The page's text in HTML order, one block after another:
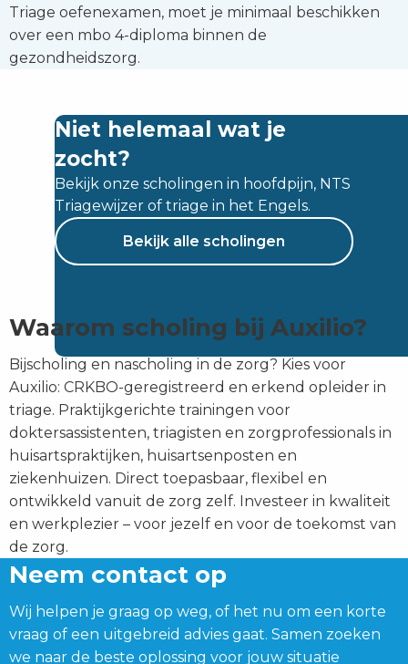
Triage oefenexamen, moet je minimaal beschikken
over een mbo 4-diploma binnen de
gezondheidszorg.
Niet helemaal wat je
zocht?
Bekijk onze scholingen in hoofdpijn, NTS
Triagewijzer of triage in het Engels.
Bekijk alle scholingen
Waarom scholing bij Auxilio?
Bijscholing en nascholing in de zorg? Kies voor
Auxilio: CRKBO-geregistreerd en erkend opleider in
triage. Praktijkgerichte trainingen voor
doktersassistenten, triagisten en zorgprofessionals in
huisartspraktijken, huisartsenposten en
ziekenhuizen. Direct toepasbaar, flexibel en
ontwikkeld vanuit de zorg zelf. Investeer in kwaliteit
en werkplezier – voor jezelf en voor de toekomst van
de zorg.
Neem contact op
Wij helpen je graag op weg, of het nu om een korte
vraag of een uitgebreid advies gaat. Samen zoeken
we naar de beste oplossing voor jouw situatie